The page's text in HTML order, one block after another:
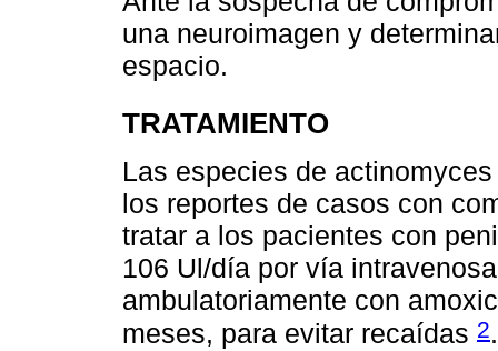
una neuroimagen y
espacio.
TRATAMIENTO
Las especies de
los reportes de casos con
tratar a los pacientes con
106 Ul/día por vía
ambulatoriamente con
meses, para evitar recaídas 2.